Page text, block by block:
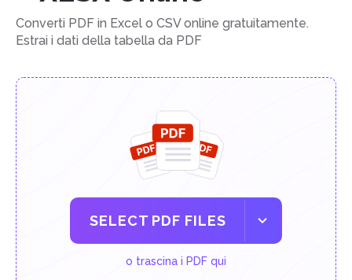
Converti PDF in Excel o CSV online gratuitamente.
Estrai i dati della tabella da PDF
SELECT PDF FILES
o trascina i PDF qui